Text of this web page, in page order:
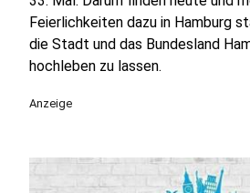
Feierlichkeiten dazu in Hamburg
die Stadt und das Bundesland
hochleben zu lassen.
Anzeige